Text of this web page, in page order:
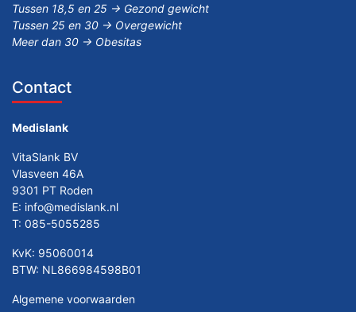
Tussen 18,5 en 25 -> Gezond gewicht
Tussen 25 en 30 -> Overgewicht
Meer dan 30 -> Obesitas
Contact
Medislank
VitaSlank BV
Vlasveen 46A
9301 PT Roden
E: info@medislank.nl
T: 085-5055285
KvK: 95060014
BTW: NL866984598B01
Algemene voorwaarden